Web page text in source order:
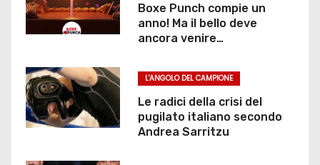
Boxe Punch compie un
anno! Ma il bello deve
ancora venire…
L'ANGOLO DEL CAMPIONE
Le radici della crisi del
pugilato italiano secondo
Andrea Sarritzu